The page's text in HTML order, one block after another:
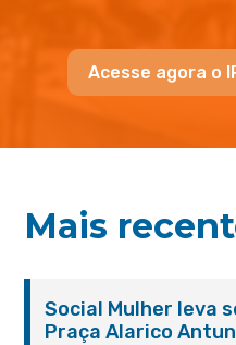
Acesse agora o
Mais
Social Mulher leva
Praça Alarico